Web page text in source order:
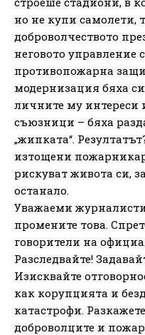
но не купи самолети,
доброволчеството
неговото управление
противопожарна
модернизация бяха
личните му интереси
съюзници – бяха
„жипката“.
изтощени
рискуват живота си,
останало.
Уважаеми
промените това.
говорители на
Разследвайте!
Изисквайте
как корупцията и
катастрофи.
доброволците и